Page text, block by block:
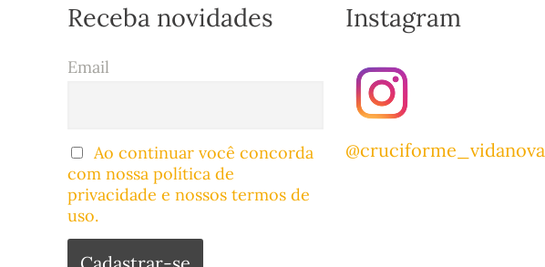
Receba novidades
Email
Ao continuar você concorda
com nossa política de
privacidade e nossos termos de
uso.
Instagram
@cruciforme_vidanova